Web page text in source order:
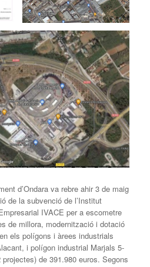
d’Ondara va rebre ahir 3 de maig
de la subvenció de l’Institut
IVACE per a escometre
de millora, modernització i dotació
els polígons i àrees industrials
i polígon industrial Marjals 5-
de 391.980 euros. Segons